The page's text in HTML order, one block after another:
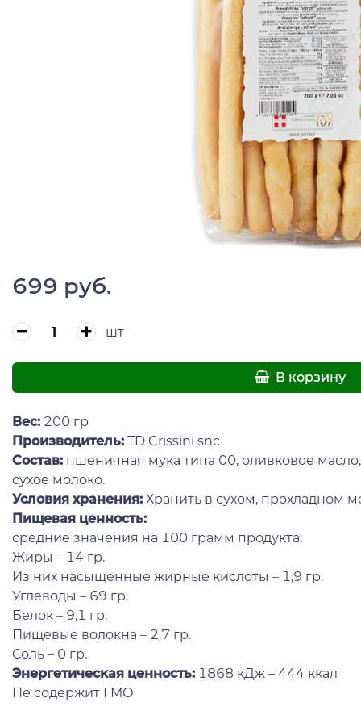
699 руб.
шт
В корзину
Вес: 200 гр
Производитель: TD Crissini snc
Состав: пшеничная мука типа 00, оливковое
сухое молоко.
Условия хранения: Хранить в сухом, прохладном
Пищевая ценность:
средние значения на 100 грамм продукта:
Жиры – 14 гр.
Из них насыщенные жирные кислоты – 1,9 гр.
Углеводы – 69 гр.
Белок – 9,1 гр.
Пищевые волокна – 2,7 гр.
Соль – 0 гр.
Энергетическая ценность: 1868 кДж – 444 ккал
Не содержит ГМО